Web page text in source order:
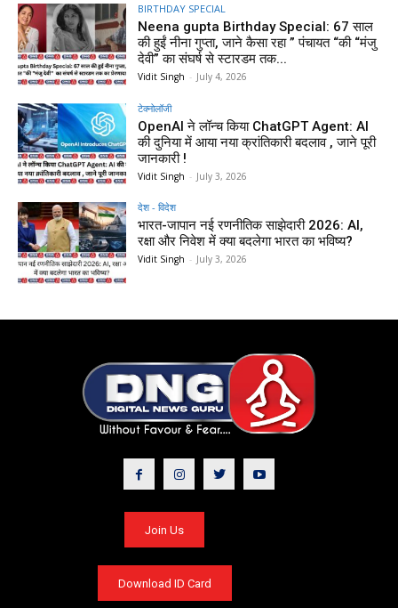
BIRTHDAY SPECIAL
Neena gupta Birthday Special: 67 साल
की हुईं नीना गुप्ता, जाने कैसा रहा ” पंचायत “की “मंजु
देवी” का संघर्ष से स्टारडम तक...
Vidit Singh - July 4, 2026
टेक्नोलॉजी
OpenAI ने लॉन्च किया ChatGPT Agent: AI
की दुनिया में आया नया क्रांतिकारी बदलाव , जाने पूरी
जानकारी !
Vidit Singh - July 3, 2026
देश - विदेश
भारत-जापान नई रणनीतिक साझेदारी 2026: AI,
रक्षा और निवेश में क्या बदलेगा भारत का भविष्य?
Vidit Singh - July 3, 2026
Join Us
Download ID Card